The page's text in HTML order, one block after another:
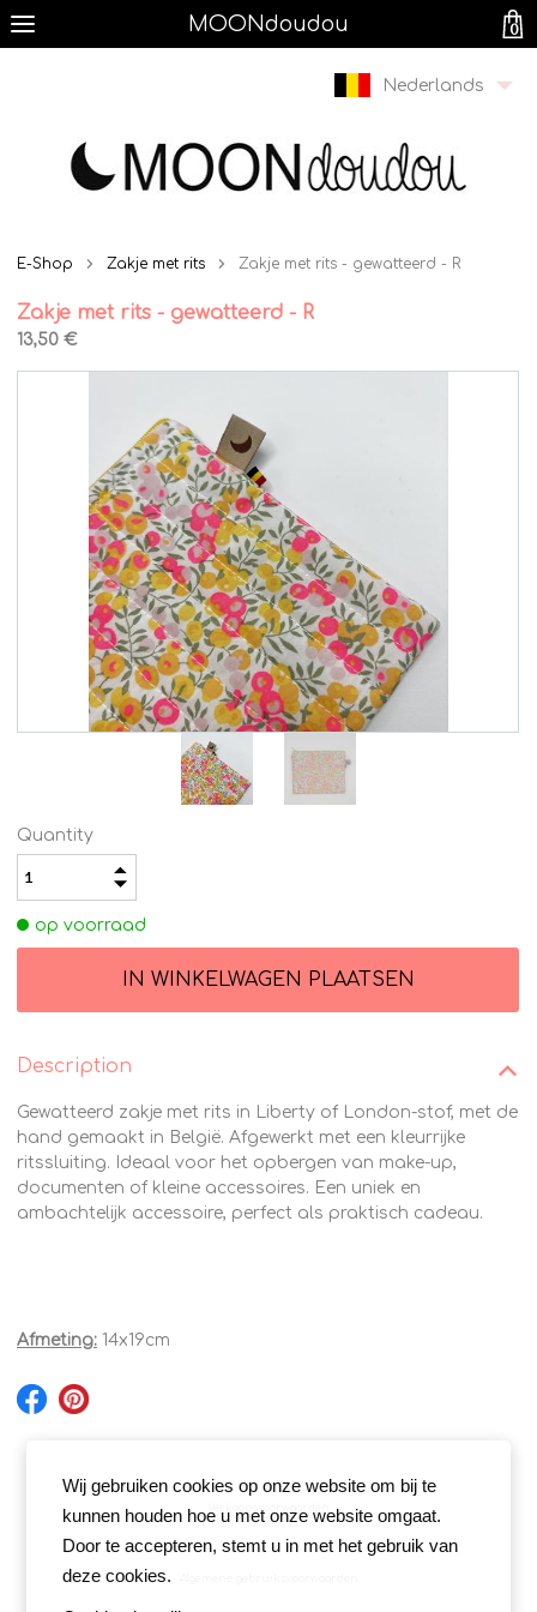
MOONdoudou
Nederlands
E-Shop Zakje met rits Zakje met rits - gewatteerd - R
Zakje met rits - gewatteerd - R
13,50 €
Quantity
op voorraad
Description
Gewatteerd zakje met rits in Liberty of London-stof, met de
hand gemaakt in België. Afgewerkt met een kleurrijke
ritssluiting. Ideaal voor het opbergen van make-up,
documenten of kleine accessoires. Een uniek en
ambachtelijk accessoire, perfect als praktisch cadeau.
Afmeting: 14x19cm
Verkoopsvoorwaarden
Wij gebruiken cookies op onze website om bij te
kunnen houden hoe u met onze website omgaat.
Door te accepteren, stemt u in met het gebruik van
deze cookies.
0